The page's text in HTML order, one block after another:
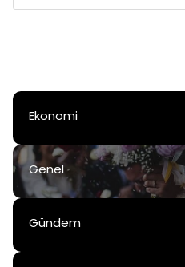
Ekonomi
Genel
Gündem